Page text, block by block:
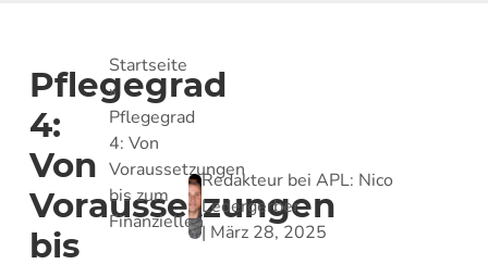
Pflegegrad
4:
Von
Voraussetzungen
bis
Startseite
»
Pflegegrad
4: Von
Voraussetzungen
bis zum
Finanziellen
Redakteur bei APL: Nico
Ledergerber
| März 28, 2025